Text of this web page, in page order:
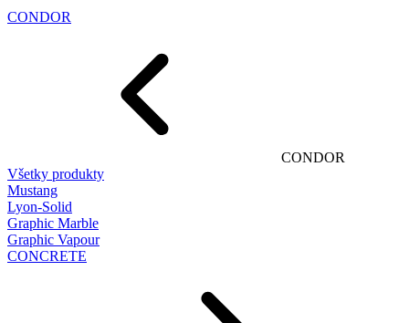
CONDOR
CONDOR
Všetky produkty
Mustang
Lyon-Solid
Graphic Marble
Graphic Vapour
CONCRETE